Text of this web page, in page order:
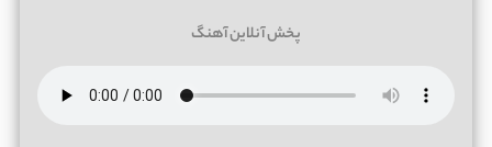
پخش آنلاین آهنگ